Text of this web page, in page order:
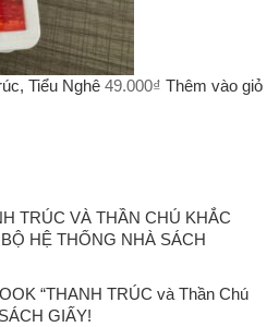
Tiểu Nghê 49.000₫ Thêm vào giỏ
TRÚC VÀ THẦN CHÚ KHẮC
HỆ THỐNG NHÀ SÁCH
“THANH TRÚC và Thần Chú
GIẤY!